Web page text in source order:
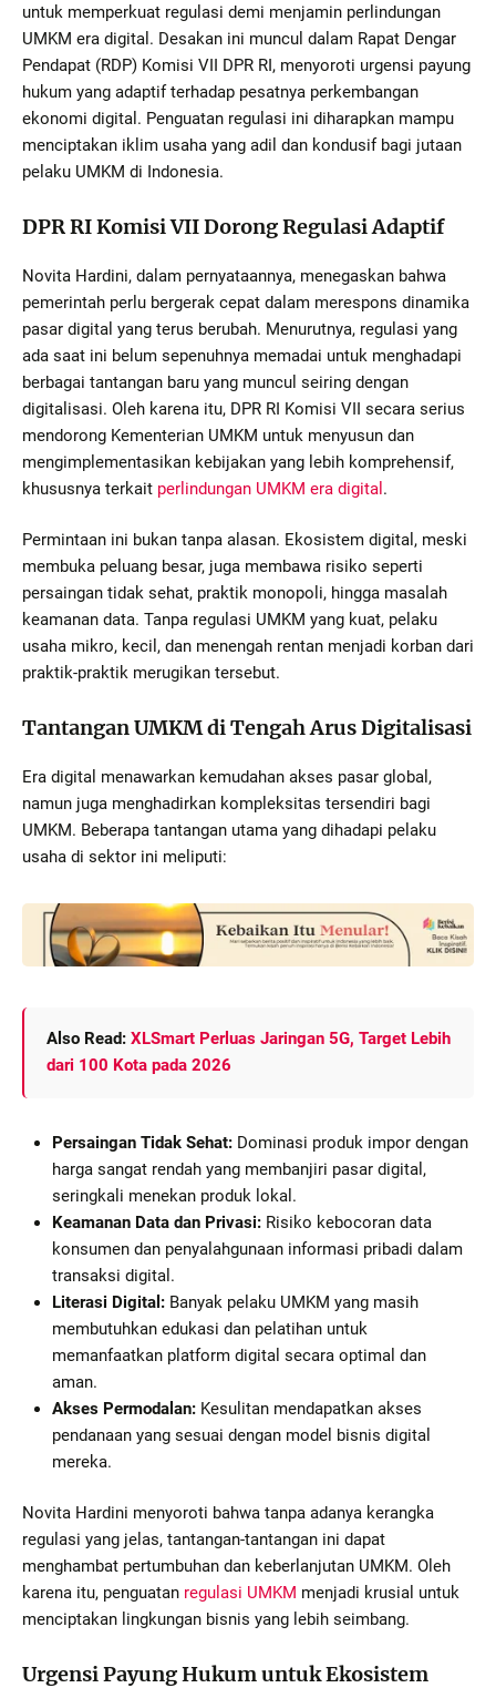
untuk memperkuat regulasi demi menjamin perlindungan
UMKM era digital. Desakan ini muncul dalam Rapat Dengar
Pendapat (RDP) Komisi VII DPR RI, menyoroti urgensi payung
hukum yang adaptif terhadap pesatnya perkembangan
ekonomi digital. Penguatan regulasi ini diharapkan mampu
menciptakan iklim usaha yang adil dan kondusif bagi jutaan
pelaku UMKM di Indonesia.
DPR RI Komisi VII Dorong Regulasi Adaptif
Novita Hardini, dalam pernyataannya, menegaskan bahwa
pemerintah perlu bergerak cepat dalam merespons dinamika
pasar digital yang terus berubah. Menurutnya, regulasi yang
ada saat ini belum sepenuhnya memadai untuk menghadapi
berbagai tantangan baru yang muncul seiring dengan
digitalisasi. Oleh karena itu, DPR RI Komisi VII secara serius
mendorong Kementerian UMKM untuk menyusun dan
mengimplementasikan kebijakan yang lebih komprehensif,
khususnya terkait perlindungan UMKM era digital .
Permintaan ini bukan tanpa alasan. Ekosistem digital, meski
membuka peluang besar, juga membawa risiko seperti
persaingan tidak sehat, praktik monopoli, hingga masalah
keamanan data. Tanpa regulasi UMKM yang kuat, pelaku
usaha mikro, kecil, dan menengah rentan menjadi korban dari
praktik-praktik merugikan tersebut.
Tantangan UMKM di Tengah Arus Digitalisasi
Era digital menawarkan kemudahan akses pasar global,
namun juga menghadirkan kompleksitas tersendiri bagi
UMKM. Beberapa tantangan utama yang dihadapi pelaku
usaha di sektor ini meliputi:
Also Read: XLSmart Perluas Jaringan 5G, Target Lebih
dari 100 Kota pada 2026
Persaingan Tidak Sehat: Dominasi produk impor dengan
harga sangat rendah yang membanjiri pasar digital,
seringkali menekan produk lokal.
Keamanan Data dan Privasi: Risiko kebocoran data
konsumen dan penyalahgunaan informasi pribadi dalam
transaksi digital.
Literasi Digital: Banyak pelaku UMKM yang masih
membutuhkan edukasi dan pelatihan untuk
memanfaatkan platform digital secara optimal dan
aman.
Akses Permodalan: Kesulitan mendapatkan akses
pendanaan yang sesuai dengan model bisnis digital
mereka.
Novita Hardini menyoroti bahwa tanpa adanya kerangka
regulasi yang jelas, tantangan-tantangan ini dapat
menghambat pertumbuhan dan keberlanjutan UMKM. Oleh
karena itu, penguatan regulasi UMKM menjadi krusial untuk
menciptakan lingkungan bisnis yang lebih seimbang.
Urgensi Payung Hukum untuk Ekosistem